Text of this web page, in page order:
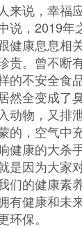
说，幸福应
说，2019
健康息息相
贵。曾不断
的不安全食
然全变成了
动物，又排
的，空气中
健康的大杀
是因为大家
们的健康素
有健康和未
保。